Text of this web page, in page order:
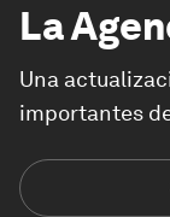
La
Una
importantes